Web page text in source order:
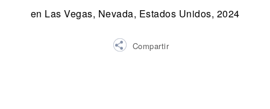
en Las Vegas, Nevada, Estados Unidos, 2024
Compartir